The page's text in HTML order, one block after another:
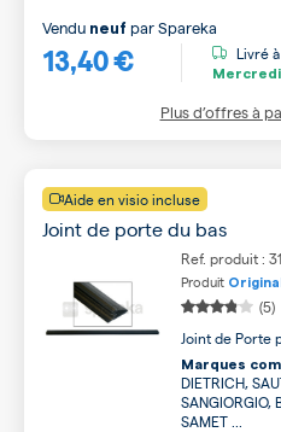
13,40 €
Vendu neuf parSpareka
Livré
Mercredi
Plus d’offres à
Aide en visio incluse
Joint de porte du bas
Ref. produit :
Produit Original
(5)
Joint de Porte
Marques
DIETRICH,
SANGIORGIO,
SAMET ...